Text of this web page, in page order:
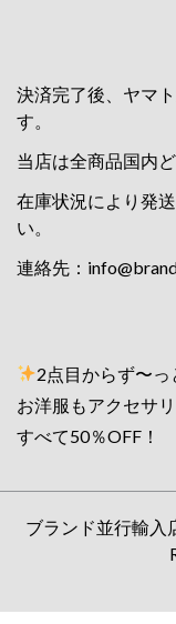
決済完了後、ヤマ
す。
当店は全商品国内
在庫状況により発
い。
連絡先：
2点目からず〜っ
お洋服もアクセサ
すべて50％OFF！
ブランド並行輸入